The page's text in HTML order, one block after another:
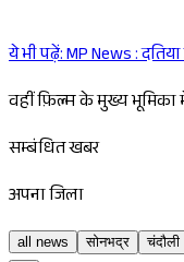
ये भी पढ़ें:MP News :
वहीं फ़िल्म के मुख्य भूमिका में
सम्बंधित खबर
अपना जिला
all news सोनभद्र चंदौली